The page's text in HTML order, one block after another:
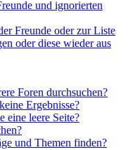
und ignorierten
Freunde oder zur Liste
oder diese wieder aus
Foren durchsuchen?
Ergebnisse?
eine leere Seite?
und Themen finden?